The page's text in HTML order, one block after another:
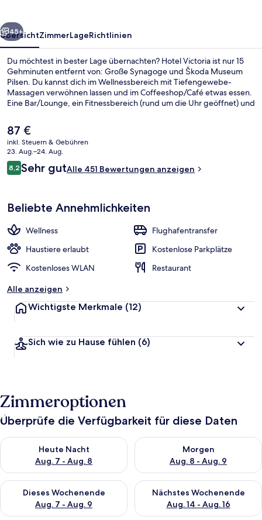
Weiter
45+
ÜbersichtZimmerLageRichtlinien
Du möchtest in bester Lage übernachten? Hotel Victoria ist nur 15
Gehminuten entfernt von: Große Synagoge und Škoda Museum
Pilsen. Du kannst dich im Wellnessbereich mit Tiefengewebe-
Massagen verwöhnen lassen und im Coffeeshop/Café etwas essen.
Eine Bar/Lounge, ein Fitnessbereich (rund um die Uhr geöffnet) und
Der
aktuelle
Preis
beträgt
87 €.
87 €
inkl. Steuern & Gebühren
23. Aug.–24. Aug.
Bewertungen
8,28,2 von 10.
Sehr gutAlle 451 Bewertungen anzeigen
Beliebte Annehmlichkeiten
Wellness
Flughafentransfer
Haustiere erlaubt
Kostenlose Parkplätze
Kostenloses WLAN
Restaurant
Alle anzeigen
Wichtigste Merkmale (12)
Sich wie zu Hause fühlen (6)
Zimmeroptionen
Überprüfe die Verfügbarkeit für diese Daten
Heute Nacht
Aug. 7 - Aug. 8
Überprüfe die Verfügbarkeit für heute Nacht, Aug. 7 - Aug. 8.
Morgen
Aug. 8 - Aug. 9
Überprüfe die Verfügbarkeit
Dieses Wochenende
Aug. 7 - Aug. 9
Überprüfe die Verfügbarkeit für dieses Wochenende, Aug. 7
Nächstes Wochenende
Aug. 14 - Aug. 16
Überprüfe die Verfügbarkeit